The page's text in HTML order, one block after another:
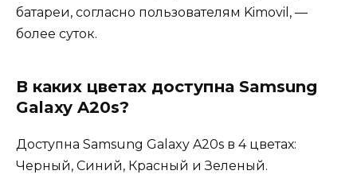
батареи, согласно пользователям Kimovil, —
более суток.
В каких цветах доступна Samsung
Galaxy A20s?
Доступна Samsung Galaxy A20s в 4 цветах:
Черный, Синий, Красный и Зеленый.